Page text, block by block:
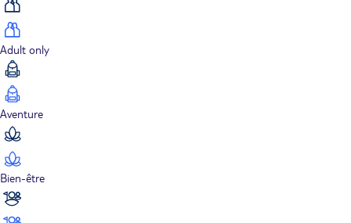
Adult only
Aventure
Bien-être